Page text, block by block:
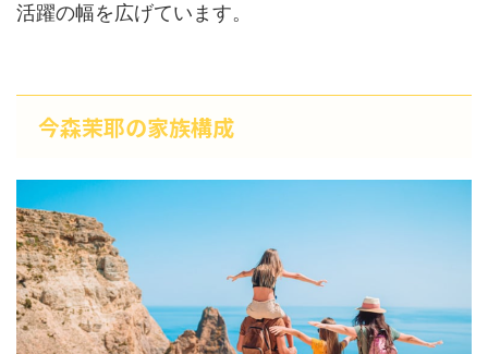
活躍の幅を広げています。
今森茉耶の家族構成